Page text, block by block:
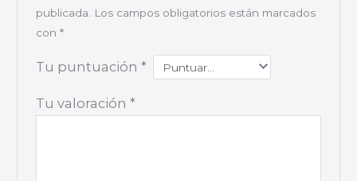
publicada.
Los campos obligatorios están marcados
con *
Tu puntuación *
Tu valoración *